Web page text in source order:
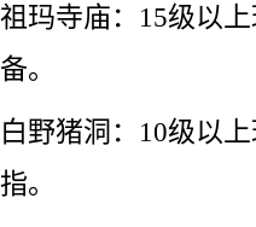
祖玛寺庙：15级以
备。
白野猪洞：10级以
指。